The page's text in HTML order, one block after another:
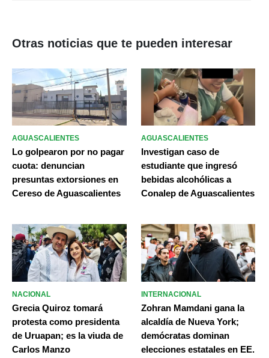
Otras noticias que te pueden interesar
AGUASCALIENTES
Lo golpearon por no pagar
cuota: denuncian
presuntas extorsiones en
Cereso de Aguascalientes
AGUASCALIENTES
Investigan caso de
estudiante que ingresó
bebidas alcohólicas a
Conalep de Aguascalientes
NACIONAL
Grecia Quiroz tomará
protesta como presidenta
de Uruapan; es la viuda de
Carlos Manzo
INTERNACIONAL
Zohran Mamdani gana la
alcaldía de Nueva York;
demócratas dominan
elecciones estatales en EE.